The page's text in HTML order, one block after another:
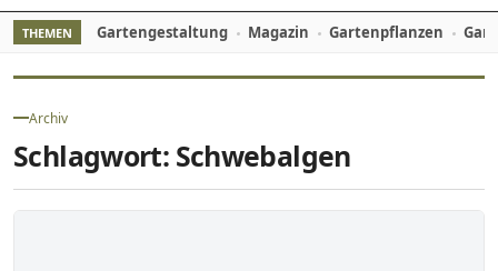
THEMEN Gartengestaltung Magazin Gartenpflanzen
Archiv
Schlagwort: Schwebalgen